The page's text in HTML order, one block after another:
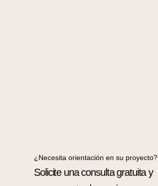
¿Necesita orientación en su proyecto?
Solicite una consulta gratuita y